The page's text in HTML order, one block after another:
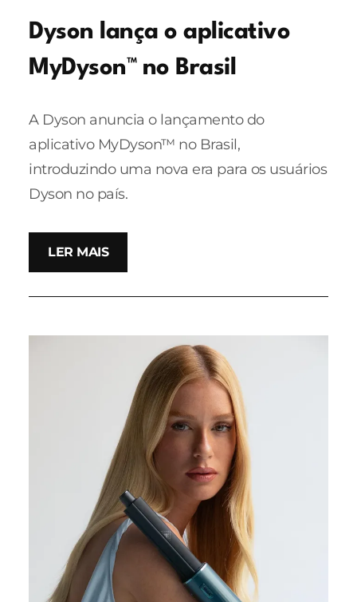
Dyson lança o aplicativo
MyDyson™ no Brasil
A Dyson anuncia o lançamento do
aplicativo MyDyson™ no Brasil,
introduzindo uma nova era para os usuários
Dyson no país.
LER MAIS